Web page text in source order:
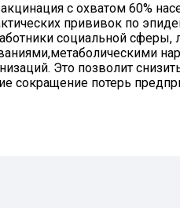
с охватом 60%
прививок по
социальной
Это позволит
потерь